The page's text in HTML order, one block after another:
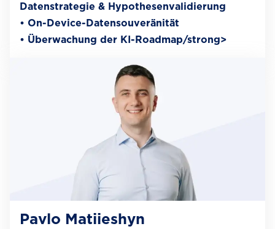
Datenstrategie & Hypothesenvalidierung
• On-Device-Datensouveränität
• Überwachung der KI-Roadmap/strong>
Pavlo Matiieshyn